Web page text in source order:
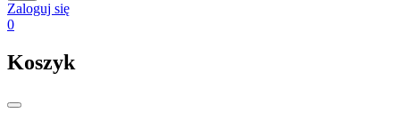
Zaloguj się
0
Koszyk